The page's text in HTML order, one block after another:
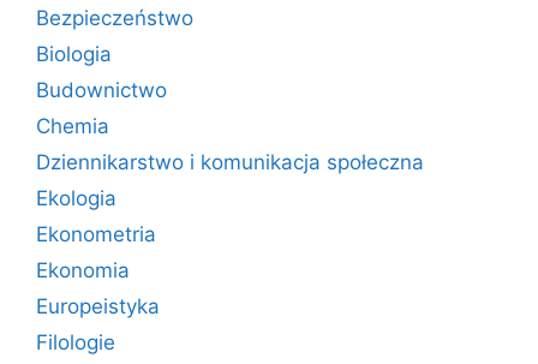
Bezpieczeństwo
Biologia
Budownictwo
Chemia
Dziennikarstwo i komunikacja społeczna
Ekologia
Ekonometria
Ekonomia
Europeistyka
Filologie